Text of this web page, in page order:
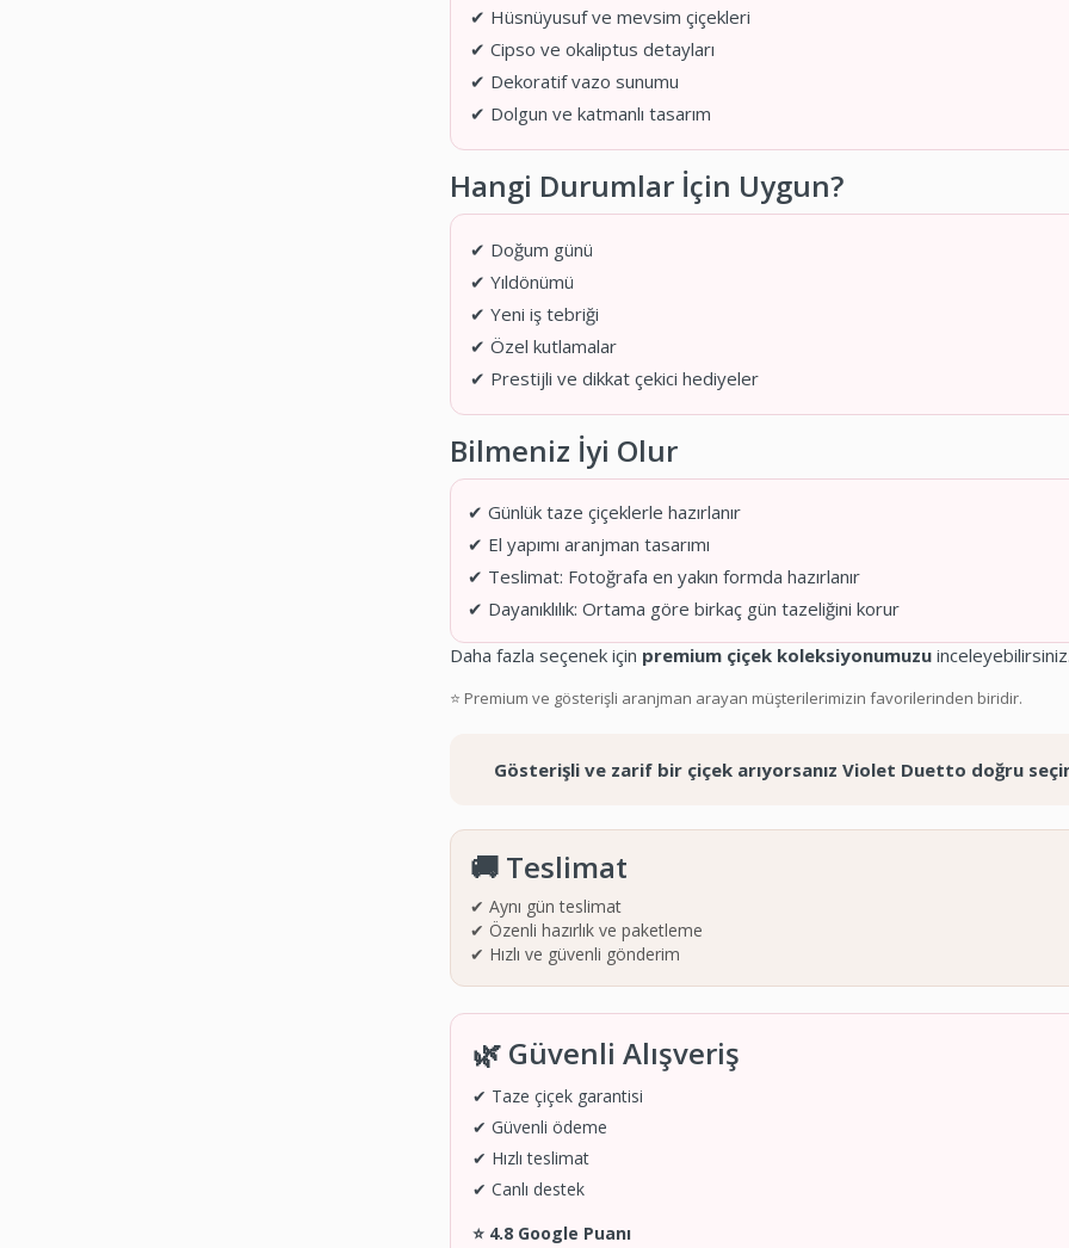
✔ Hüsnüyusuf ve mevsim çiçekleri
✔ Cipso ve okaliptus detayları
✔ Dekoratif vazo sunumu
✔ Dolgun ve katmanlı tasarım
Hangi Durumlar İçin Uygun?
✔ Doğum günü
✔ Yıldönümü
✔ Yeni iş tebriği
✔ Özel kutlamalar
✔ Prestijli ve dikkat çekici hediyeler
Bilmeniz İyi Olur
✔ Günlük taze çiçeklerle hazırlanır
✔ El yapımı aranjman tasarımı
✔ Teslimat: Fotoğrafa en yakın formda hazırlanır
✔ Dayanıklılık: Ortama göre birkaç gün tazeliğini korur
Daha fazla seçenek için premium çiçek koleksiyonumuzu inceleyebilirsiniz.
⭐ Premium ve gösterişli aranjman arayan müşterilerimizin favorilerinden biridir.
Gösterişli ve zarif bir çiçek arıyorsanız Violet Duetto doğru
🚚 Teslimat
✔ Aynı gün teslimat
✔ Özenli hazırlık ve paketleme
✔ Hızlı ve güvenli gönderim
🌿 Güvenli Alışveriş
✔ Taze çiçek garantisi
✔ Güvenli ödeme
✔ Hızlı teslimat
✔ Canlı destek
⭐ 4.8 Google Puanı